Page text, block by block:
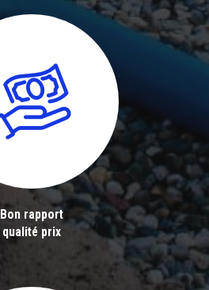
Bon rapport
qualité prix